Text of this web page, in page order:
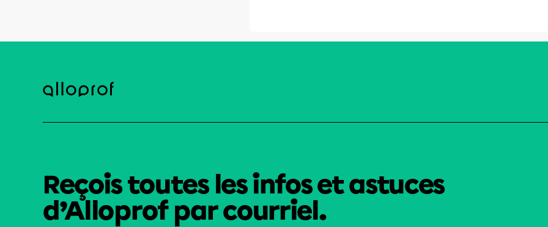
Reçois toutes les infos et astuces
d’Alloprof par courriel.